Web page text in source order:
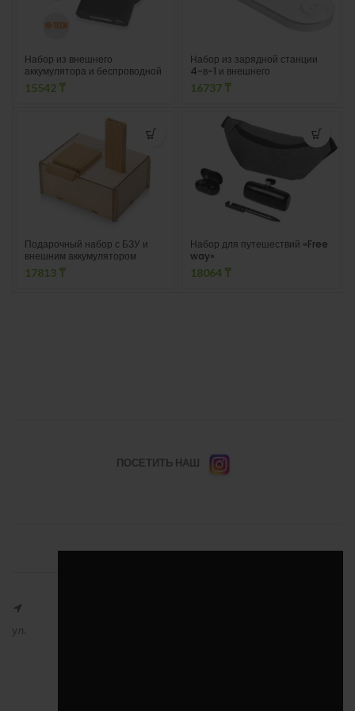
Набор из внешнего
аккумулятора и беспроводной
зарядки «Force», 8000 mAh
15542 ₸
Набор из зарядной станции
4-в-1 и внешнего
аккумулятора «NEO
DeskStation Pro», 8000 мАч
16737 ₸
Подарочный набор с БЗУ и
внешним аккумулятором
«Bamboo Set»
17813 ₸
Набор для путешествий «Free
way»
18064 ₸
ПОСЕТИТЬ НАШ
ул.